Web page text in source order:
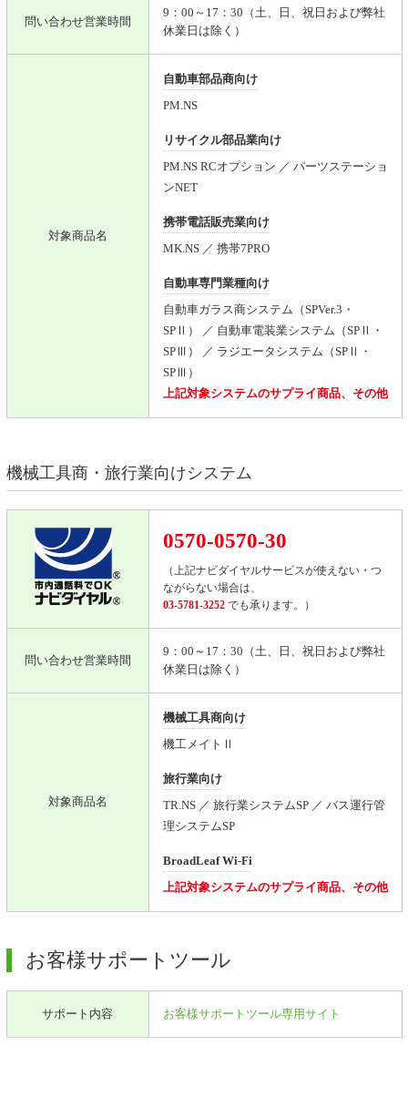
問い合わせ営業時間
9：00～17：30（土、日、祝日および弊社
休業日は除く）
対象商品名
自動車部品商向け
PM.NS
リサイクル部品業向け
PM.NS RCオプション ／ パーツステーショ
ンNET
携帯電話販売業向け
MK.NS ／ 携帯7PRO
自動車専門業種向け
自動車ガラス商システム（SPVer.3・
SPⅡ） ／ 自動車電装業システム（SPⅡ・
SPⅢ） ／ ラジエータシステム（SPⅡ・
SPⅢ）
上記対象システムのサプライ商品、その他
機械工具商・旅行業向けシステム
0570-0570-30
（上記ナビダイヤルサービスが使えない・つ
ながらない場合は、
03-5781-3252でも承ります。）
問い合わせ営業時間
9：00～17：30（土、日、祝日および弊社
休業日は除く）
対象商品名
機械工具商向け
機工メイトⅡ
旅行業向け
TR.NS ／ 旅行業システムSP ／ バス運行管
理システムSP
BroadLeaf Wi-Fi
上記対象システムのサプライ商品、その他
お客様サポートツール
サポート内容 お客様サポートツール専用サイト